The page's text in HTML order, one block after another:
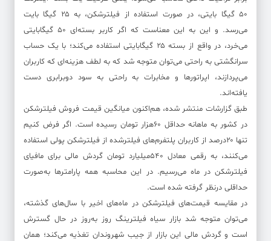
۵۰ گیگا بایتی، در صورت استفاده از فیلترشکن، به ۲۵ گیگا بایت
می‌رسد. و این به این معناست که اگر کاربر بسته‌ای ۵۰ گیگابایتی
می‌خرد، در واقع از بسته ۲۵ گیگابایتی استفاده می‌کند؛ با یک حساب
سرانگشتی به راحتی می‌توان متوجه شد که به لطف هزینه‌ای که کاربران
می‌پردازند، اپراتورها و مخابرات به راحتی به سود دوبرابری دست
یافته‌اند.
طبق گزارشات منتشر شده، هم‌اکنون میانگین قیمت فروش فیلترشکن
در کشور به ماهانه حداقل ۶۰هزار تومان رسیده است. اگر فرض کنیم
تنها ۲۰درصد از کاربران پلتفرم‌های فیلترشده از فیلترشکن پولی استفاده
می‌کنند، به رقمی معادل ۵۴۰میلیارد تومان گردش مالی برای مافیای
فیلترشکن در ماه می‌رسیم. در این محاسبه همه پارامترها به‌صورت
حداقلی درنظر گرفته شده است.
در مقایسه قیمت‌های فیلترشکن در ماه‌های اخیر با سال‌های گذشته،
می‌توان متوجه شد بازار سیاه فیلترینگ روز به‌روز در حال گسترش
است و گردش مالی این بازار از جیب شهروندان تغذیه می‌کند؛ همان